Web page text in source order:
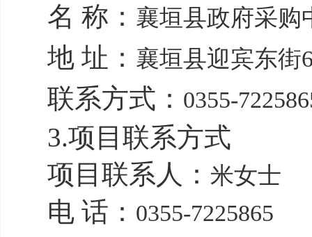
名 称： 襄垣县政府采购
地 址： 襄垣县迎宾东街
联系方式： 0355-
3.项目联系方式
项目联系人： 米女士
电 话： 0355-7225865